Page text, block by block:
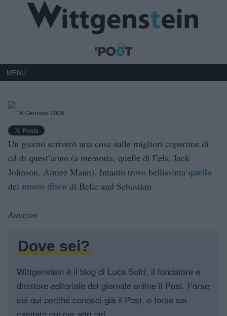
MENU
16 Gennaio 2006
Un giorno scriverò una cosa sulle migliori copertine di
cd di quest’anno (a memoria, quelle di Eels, Jack
Johnson, Aimee Mann). Intanto trovo bellissima quella
del nuovo disco di Belle and Sebastian
Amazon
Dove sei?
Wittgenstein è il blog di Luca Sofri, il fondatore e
direttore editoriale del giornale online il Post. Forse
sei qui perché conosci già il Post, o forse sei